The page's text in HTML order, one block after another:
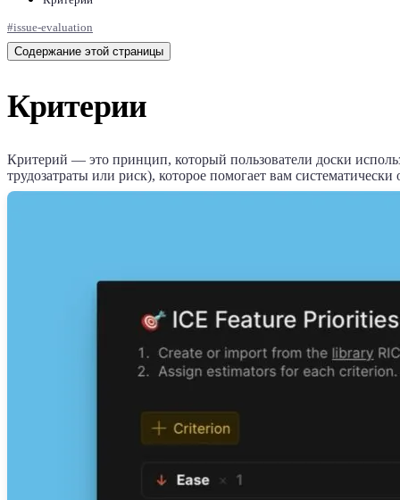
#issue-evaluation
Содержание этой страницы
Критерии
Критерий — это принцип, который пользователи доски
трудозатраты или риск), которое помогает вам систематически